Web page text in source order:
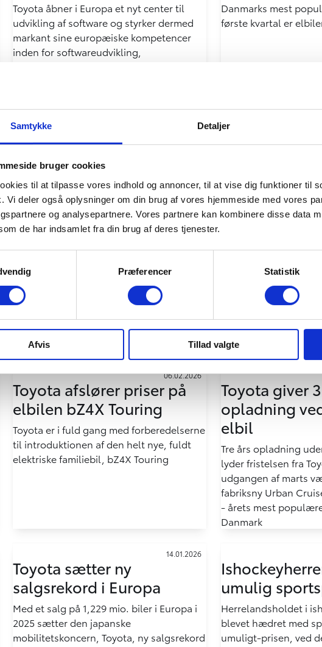
Samtykke Detaljer
bruger cookies
til at tilpasse vores indhold og annoncer, til at vise dig funktioner til
Vi deler også oplysninger om din brug af vores hjemmeside med vores
og analysepartnere. Vores partnere kan kombinere disse data
de har indsamlet fra din brug af deres tjenester.
Præferencer Statistik
Afvis Tillad valgte
Toyota åbner i Europa et nyt center til
udvikling af software og styrker dermed
markant sine europæiske kompetencer
inden for softwareudvikling,
Danmarks mest
første kvartal er
09.03.2026
Toyota står bag ny
skovbadeskov på
Bornholm
En ny folkeskov med 32.000 træer og
lysåben natur ved Hasle på Bornholm ser
snart dagens lys
Toyota bZ4X
bilsalget igen
Elbilen Toyota bZ4X
succesfulde start på
mest populære
1.364 nyregistrerede
06.02.2026
Toyota afslører priser på
elbilen bZ4X Touring
Toyota er i fuld gang med forberedelserne
til introduktionen af den helt nye, fuldt
elektriske familiebil, bZ4X Touring
Toyota giver
opladning
elbil
Tre års opladning
lyder fristelsen fra
udgangen af marts
fabriksny Urban
- årets mest
Danmark
14.01.2026
Toyota sætter ny
salgsrekord i Europa
Med et salg på 1,229 mio. biler i Europa i
2025 sætter den japanske
mobilitetskoncern, Toyota, ny salgsrekord
umulig
Herrelandsholdet i
blevet hædret med
umuligt-prisen, ved